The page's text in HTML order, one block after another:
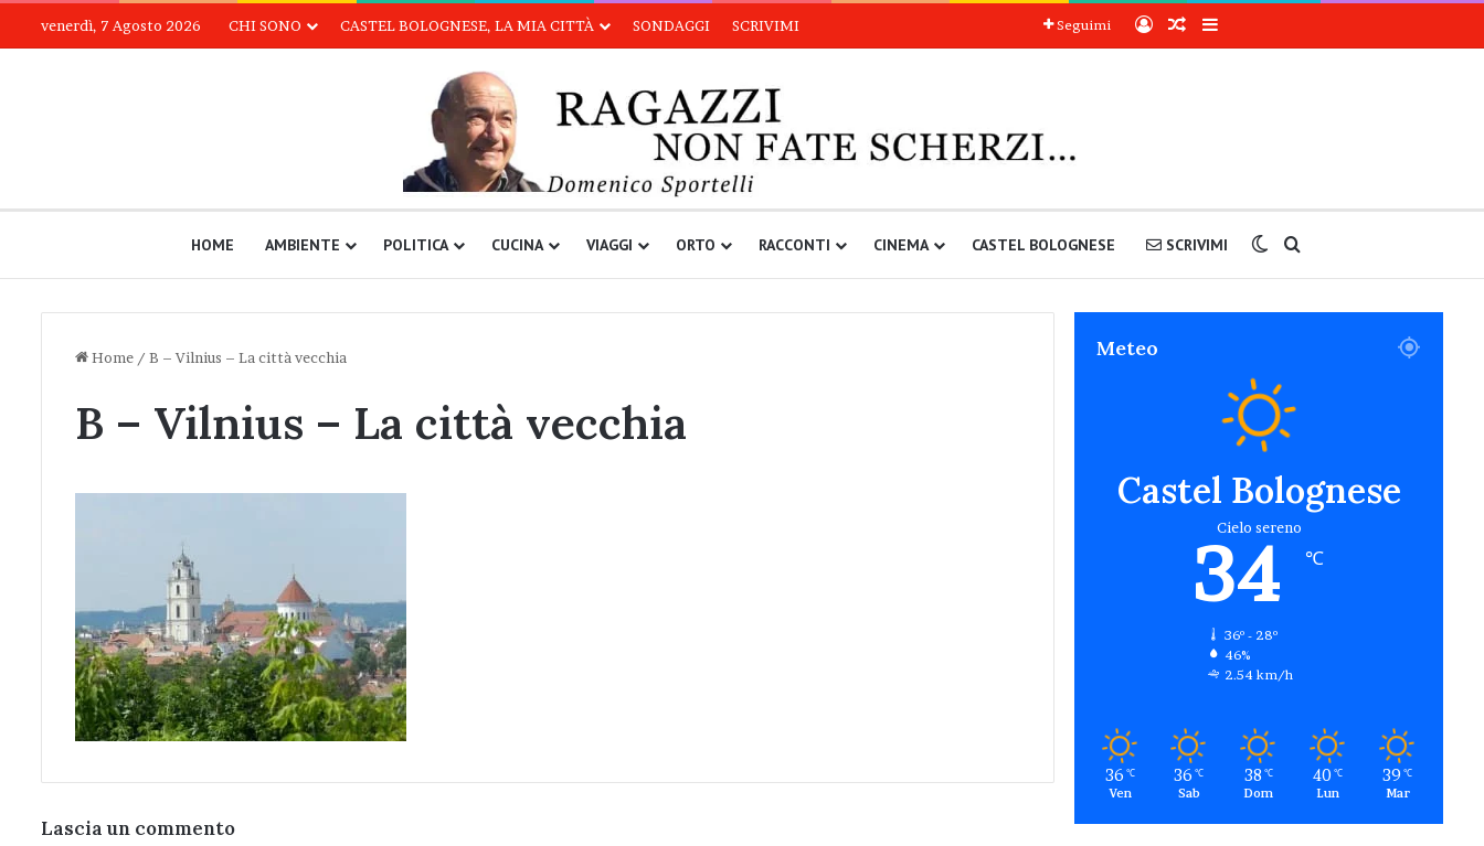
venerdì, 7 Agosto 2026 CHI SONO CASTEL BOLOGNESE, LA MIA CITTÀ SONDAGGI SCRIVIMI Seguimi AccediArticoli a sorpresa
Barra laterale
HOME AMBIENTE POLITICA CUCINA VIAGGI ORTO RACCONTI CINEMA CASTEL BOLOGNESE SCRIVIMI Cambia aspetto
Home / B – Vilnius – La città vecchia
B – Vilnius – La città vecchia
Lascia un commento
Meteo
Castel Bolognese
Cielo sereno
34 ℃
36º - 28º
46%
2.54 km/h
36 ℃
Ven
36 ℃
Sab
38 ℃
Dom
40 ℃
Lun
39 ℃
Mar